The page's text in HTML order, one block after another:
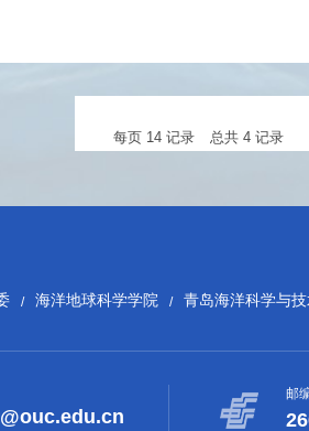
每页 14 记录 总共 4 记录
/ 海洋地球科学学院 / 青岛海洋科学与
邮